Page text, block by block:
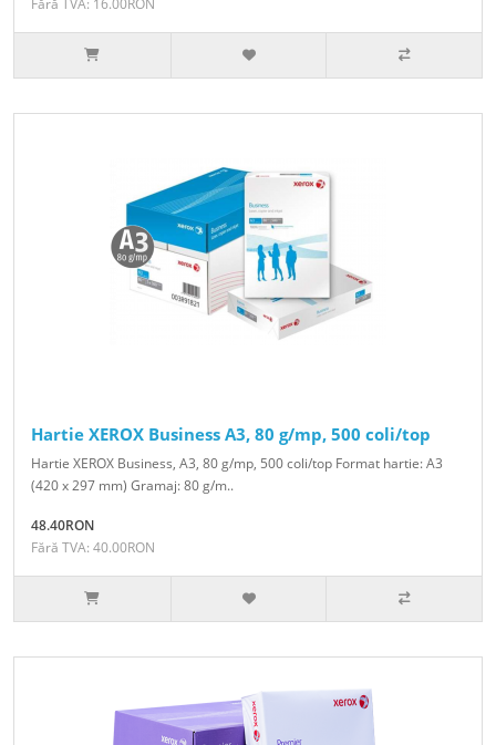
Fără TVA: 16.00RON
Hartie XEROX Business A3, 80 g/mp, 500 coli/top
Hartie XEROX Business, A3, 80 g/mp, 500 coli/top Format hartie: A3
(420 x 297 mm) Gramaj: 80 g/m..
48.40RON
Fără TVA: 40.00RON